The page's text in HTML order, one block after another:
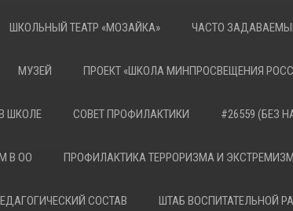
ШКОЛЬНЫЙ ТЕАТР «МОЗАЙКА» ЧАСТО
МУЗЕЙ ПРОЕКТ «ШКОЛА МИНПРОСВЕЩЕНИЯ
ШКОЛЕ СОВЕТ ПРОФИЛАКТИКИ #26559 (БЕЗ
В ОО ПРОФИЛАКТИКА ТЕРРОРИЗМА И
СОСТАВ ШТАБ ВОСПИТАТЕЛЬНОЙ